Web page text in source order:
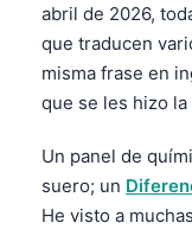
abril de 2026,
que traducen
misma frase en
que se les hizo
Un panel de
suero; un
He visto a